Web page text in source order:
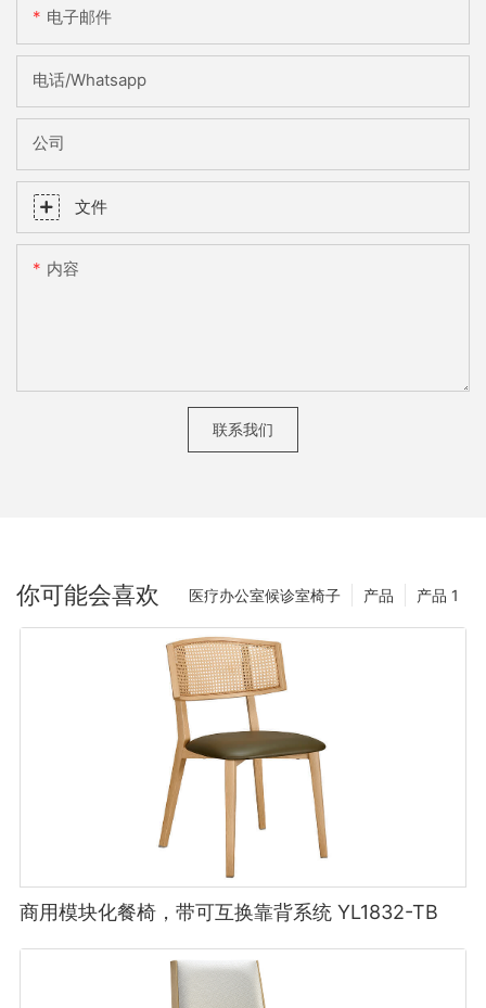
电子邮件
电话/whatsapp
公司
文件
内容
联系我们
你可能会喜欢 产品 1
产品
医疗办公室候诊室椅子
商用模块化餐椅，带可互换靠背系统 YL1832-TB